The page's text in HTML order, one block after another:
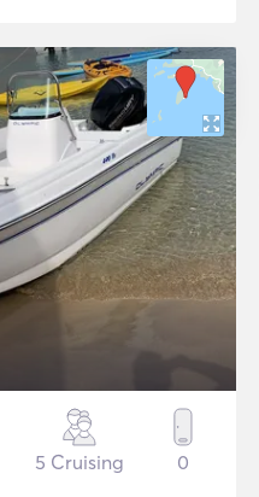
5 Cruising 0